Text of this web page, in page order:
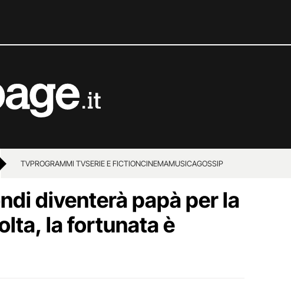
TVPROGRAMMI TVSERIE E FICTIONCINEMAMUSICAGOSSIP
diventerà papà per la
la fortunata è